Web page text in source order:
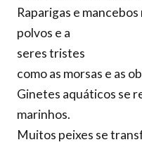
Raparigas e
polvos e a
seres tristes
como as morsas e as
Ginetes aquáticos se
marinhos.
Muitos peixes se